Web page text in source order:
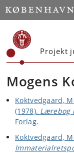
Start
Projekt
Mogens
Koktvedgaard,
(1978). Lærebog
Forlag.
Koktvedgaard,